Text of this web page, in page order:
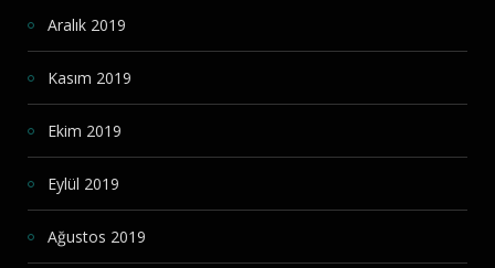
Aralık 2019
Kasım 2019
Ekim 2019
Eylül 2019
Ağustos 2019